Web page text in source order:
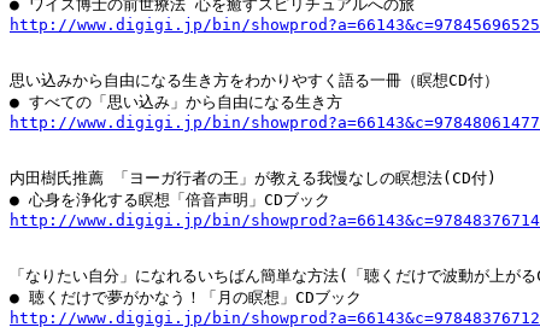
http://www.digigi.jp/bin/
思い込みから自由になる生き方をわかりやすく語る一冊（瞑想CD付）
http://www.digigi.jp/bin/
内田樹氏推薦 「ヨーガ行者の王」が教える我慢なしの瞑想法(CD付)
http://www.digigi.jp/bin/
「なりたい自分」になれるいちばん簡単な方法(「聴くだけで波動が上が
http://www.digigi.jp/bin/